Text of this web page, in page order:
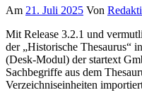
Am 21. Juli 2025 Von
Mit Release 3.2.1 und
der „Historische Thesaurus“
(Desk-Modul) der startext
Sachbegriffe aus dem
Verzeichniseinheiten